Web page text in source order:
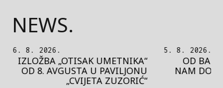
NEWS.
6. 8. 2026.
IZLOŽBA „OTISAK UMETNIKA“
OD 8. AVGUSTA U PAVILJONU
„CVIJETA ZUZORIĆ“
5. 8. 2026.
OD
NAM